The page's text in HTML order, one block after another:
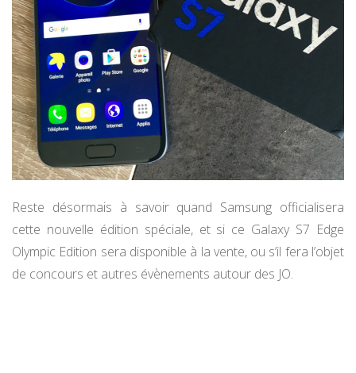
Reste désormais à savoir quand Samsung officialisera
cette nouvelle édition spéciale, et si ce Galaxy S7 Edge
Olympic Edition sera disponible à la vente, ou s’il fera l’objet
de concours et autres évènements autour des JO.